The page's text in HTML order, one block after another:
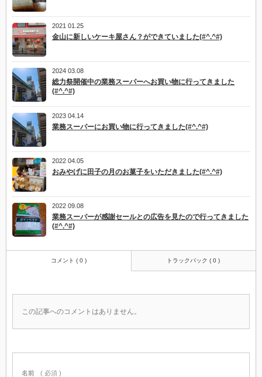
2021 01.25
金山に新しいケーキ屋さん？ができていました(#^.^#)
2024 03.08
総力祭開催中の業務スーパーへお買い物に行ってきました
(#^.^#)
2023 04.14
業務スーパーにお買い物に行ってきました(#^.^#)
2022 04.05
おみやげに田子の月のお菓子をいただきました(#^.^#)
2022 09.08
業務スーパーが感謝セールとの広告を見たので行ってきました
(#^.^#)
コメント ( 0 ) トラックバック ( 0 )
この記事へのコメントはありません。
名前 ( 必須 )